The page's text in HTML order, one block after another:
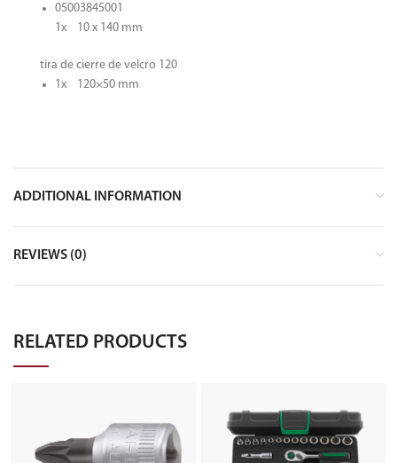
05003845001
1x 10 x 140 mm
tira de cierre de velcro 120
1x 120×50 mm
ADDITIONAL INFORMATION
REVIEWS (0)
RELATED PRODUCTS